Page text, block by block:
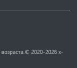
возраста.© 2020-2026 x-